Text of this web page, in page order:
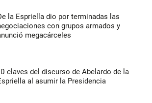
la Espriella dio por terminadas las
con grupos armados y
megacárceles
claves del discurso de Abelardo de la
al asumir la Presidencia